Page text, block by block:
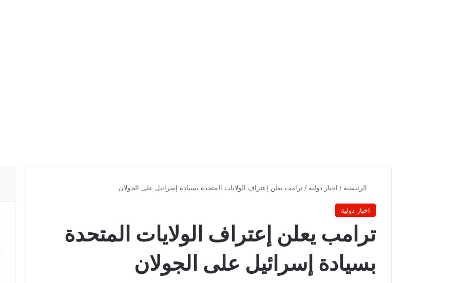
الرئيسية / اخبار دولية / ترامب يعلن إعتراف الولايات المتحدة بسيادة إسرائيل على الجولان
اخبار دولية
ترامب يعلن إعتراف الولايات المتحدة
بسيادة إسرائيل على الجولان